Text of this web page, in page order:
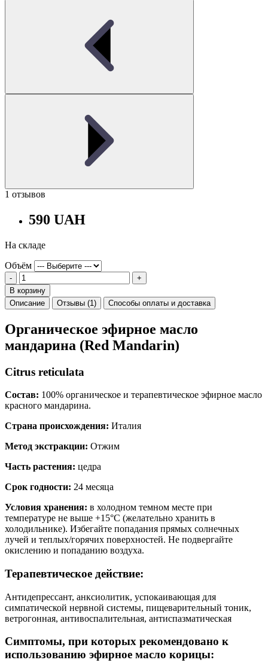
1 отзывов
590 UAH
На складе
Объём
-
+
В корзину
Описание
Отзывы (1) Способы оплаты и доставка
Органическое эфирное масло
мандарина (Red Mandarin)
Citrus reticulata
Состав: 100% органическое и терапевтическое эфирное масло
красного мандарина.
Страна происхождения: Италия
Метод экстракции: Отжим
Часть растения: цедра
Срок годности: 24 месяца
Условия хранения: в холодном темном месте при
температуре не выше +15°C (желательно хранить в
холодильнике). Избегайте попадания прямых солнечных
лучей и теплых/горячих поверхностей. Не подвергайте
окислению и попаданию воздуха.
Терапевтическое действие:
Антидепрессант, анксиолитик, успокаивающая для
симпатической нервной системы, пищеварительный тоник,
ветрогонная, антивоспалительная, антиспазматическая
Симптомы, при которых рекомендовано к
использованию эфирное масло корицы: